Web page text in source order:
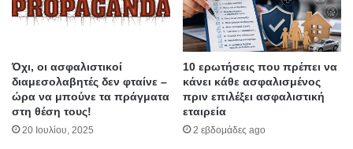
Όχι, οι ασφαλιστικοί
διαμεσολαβητές δεν φταίνε –
ώρα να μπούνε τα πράγματα
στη θέση τους!
20 Ιουλίου, 2025
10 ερωτήσεις που πρέπει να
κάνει κάθε ασφαλισμένος
πριν επιλέξει ασφαλιστική
εταιρεία
2 εβδομάδες ago